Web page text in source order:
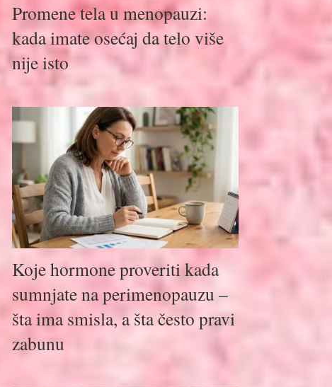
Promene tela u menopauzi:
kada imate osećaj da telo više
nije isto
Koje hormone proveriti kada
sumnjate na perimenopauzu –
šta ima smisla, a šta često pravi
zabunu